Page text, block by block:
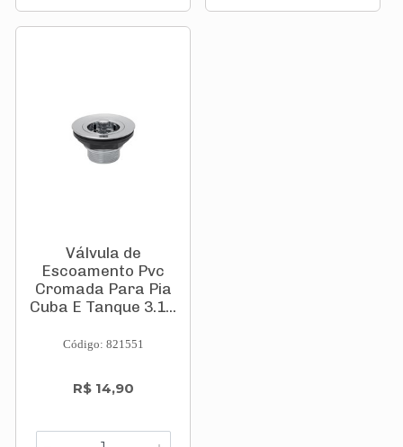
Válvula de
Escoamento Pvc
Cromada Para Pia
Cuba E Tanque 3.1...
Código: 821551
R$ 14,90